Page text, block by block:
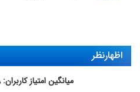
اظهارنظر
میانگین امتیاز کاربران: 0.8 (48 رای)